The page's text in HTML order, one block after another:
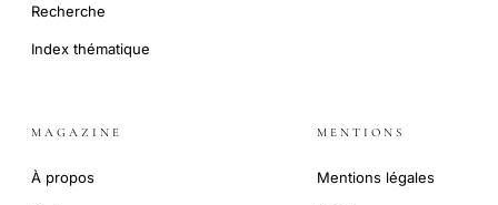
Recherche
Index thématique
MAGAZINE
À propos
MENTIONS
Mentions légales